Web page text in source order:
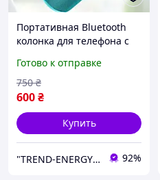
Портативная Bluetooth
колонка для телефона с
микрофоном и FM-радио
водонепроницаемая
синяя
Готово к отправке
600₴
750 ₴
Купить
"TREND-ENERGY" Интернет-магазин аксессуаров к смартфонам и компьютерам 92%